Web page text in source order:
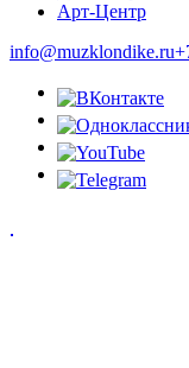
Арт-Центр
info@muzklondike.ru